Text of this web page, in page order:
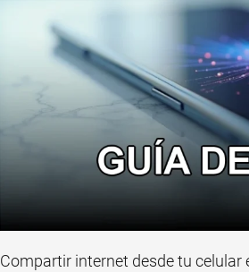
Compartir internet desde tu celular